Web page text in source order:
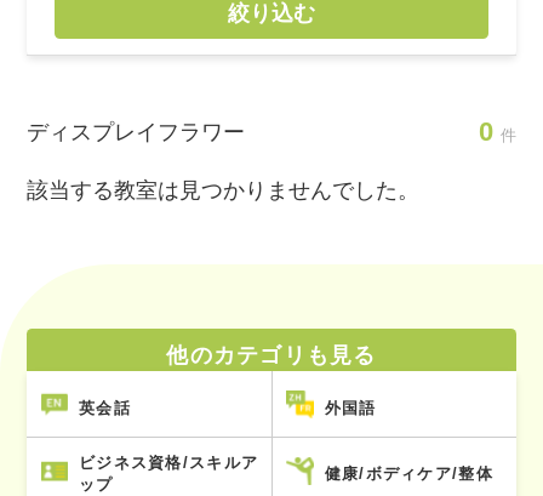
絞り込む
ディスプレイフラワー 0 件
該当する教室は見つかりませんでした。
他のカテゴリも見る
英会話 外国語
ビジネス資格/スキルア
ップ
健康/ボディケア/整体